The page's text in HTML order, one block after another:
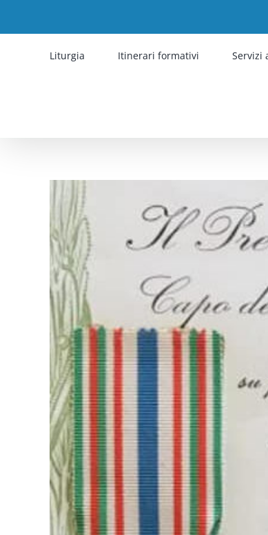
Liturgia Itinerari formativi Servizi